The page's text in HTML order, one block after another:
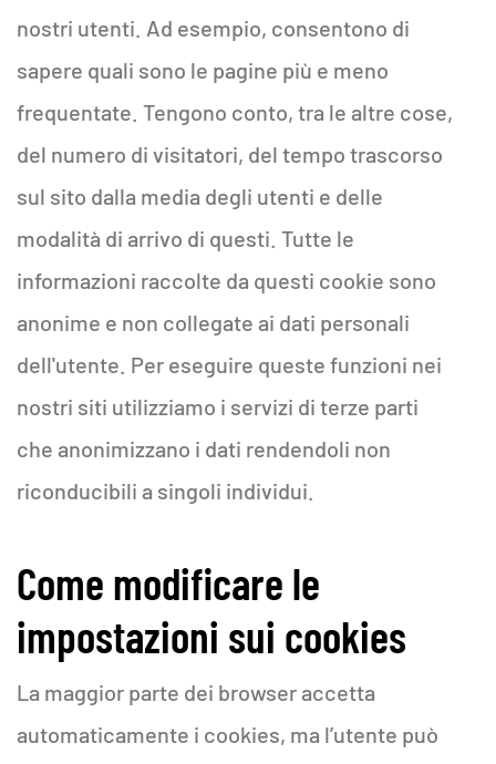
nostri utenti. Ad esempio, consentono di
sapere quali sono le pagine più e meno
frequentate. Tengono conto, tra le altre cose,
del numero di visitatori, del tempo trascorso
sul sito dalla media degli utenti e delle
modalità di arrivo di questi. Tutte le
informazioni raccolte da questi cookie sono
anonime e non collegate ai dati personali
dell'utente. Per eseguire queste funzioni nei
nostri siti utilizziamo i servizi di terze parti
che anonimizzano i dati rendendoli non
riconducibili a singoli individui.
Come modificare le
impostazioni sui cookies
La maggior parte dei browser accetta
automaticamente i cookies, ma l’utente può